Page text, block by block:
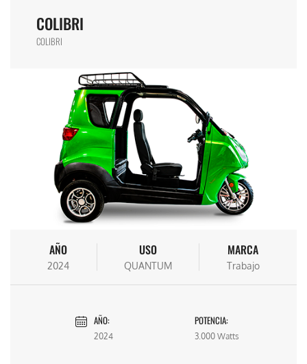
COLIBRI
COLIBRI
AÑO
2024
USO
QUANTUM
MARCA
Trabajo
AÑO:
2024
POTENCIA:
3.000 Watts